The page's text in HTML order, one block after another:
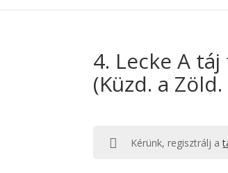
4. Lecke A
(Küzd. a
Kérünk, regisztrálj a